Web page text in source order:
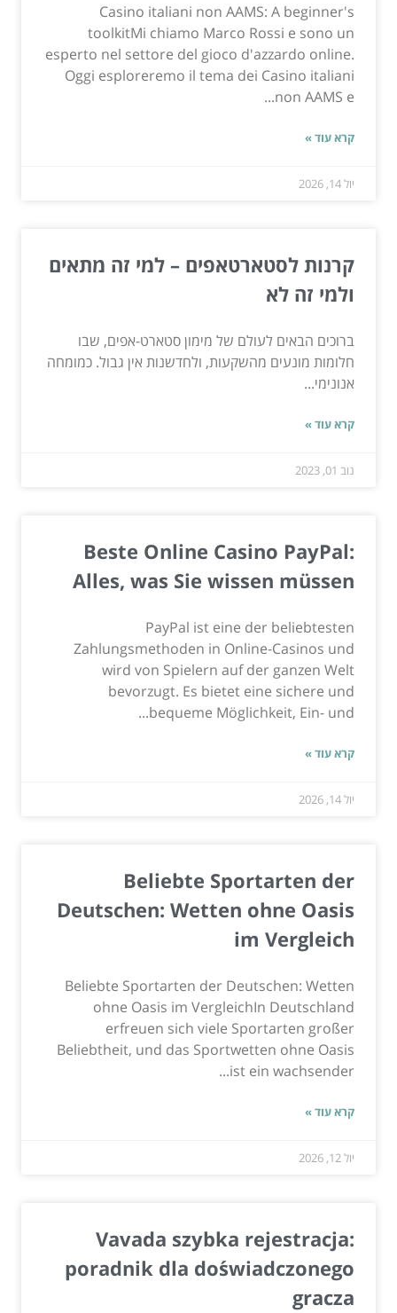
Casino italiani non AAMS: A beginner's
toolkitMi chiamo Marco Rossi e sono un
esperto nel settore del gioco d'azzardo online.
Oggi esploreremo il tema dei Casino italiani
non AAMS e...
קרא עוד »
יול 14, 2026
קרנות לסטארטאפים – למי זה מתאים
ולמי זה לא
ברוכים הבאים לעולם של מימון סטארט-אפים, שבו
חלומות מונעים מהשקעות, ולחדשנות אין גבול. כמומחה
אנונימי...
קרא עוד »
נוב 01, 2023
Beste Online Casino PayPal:
Alles, was Sie wissen müssen
PayPal ist eine der beliebtesten
Zahlungsmethoden in Online-Casinos und
wird von Spielern auf der ganzen Welt
bevorzugt. Es bietet eine sichere und
bequeme Möglichkeit, Ein- und...
קרא עוד »
יול 14, 2026
Beliebte Sportarten der
Deutschen: Wetten ohne Oasis
im Vergleich
Beliebte Sportarten der Deutschen: Wetten
ohne Oasis im VergleichIn Deutschland
erfreuen sich viele Sportarten großer
Beliebtheit, und das Sportwetten ohne Oasis
ist ein wachsender...
קרא עוד »
יול 12, 2026
Vavada szybka rejestracja:
poradnik dla doświadczonego
gracza